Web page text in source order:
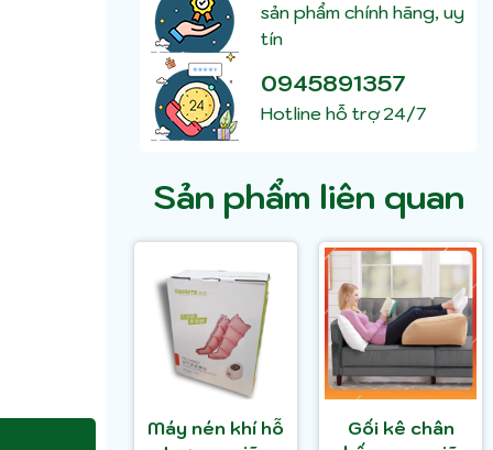
sản phẩm chính hãng, uy
tín
0945891357
Hotline hỗ trợ 24/7
Sản phẩm liên quan
Máy nén khí hỗ
Gối kê chân